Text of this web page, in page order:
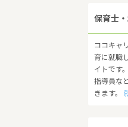
保育士
ココキャ
育に就職
イトです
指導員な
きます。